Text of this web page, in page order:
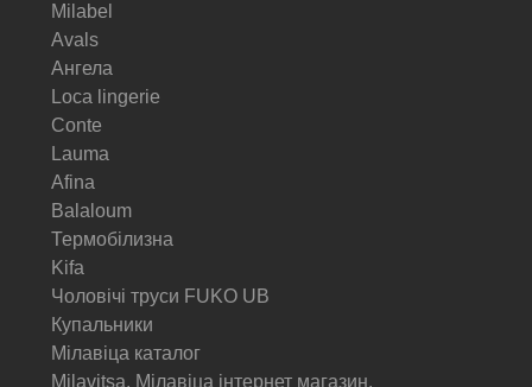
Milabel
Avals
Ангела
Loca lingerie
Conte
Lauma
Afina
Balaloum
Термобілизна
Kifa
Чоловічі труси FUKO UB
Купальники
Мілавіца каталог
Milavitsa. Мілавіца інтернет магазин.